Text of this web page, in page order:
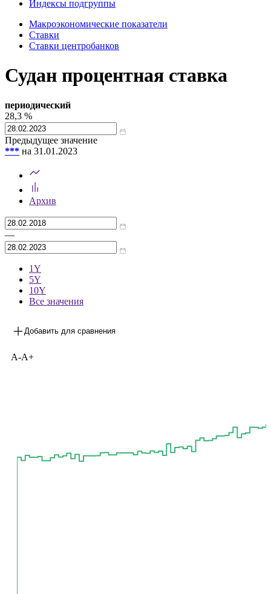
Индексы подгруппы
Макроэкономические показатели
Ставки
Ставки центробанков
Судан процентная ставка
периодический
28,3 %
Предыдущее значение
*** на 31.01.2023
Архив
—
1Y
5Y
10Y
Все значения
Добавить для сравнения